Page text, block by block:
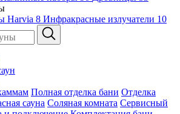
Harvia 8 Инфракрасные излучатели 10
Полная отделка бани Отделка
сауна Соляная комната Сервисный